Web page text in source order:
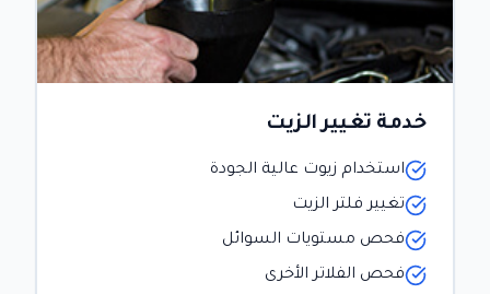
خدمة تغيير الزيت
استخدام زيوت عالية الجودة
تغيير فلتر الزيت
فحص مستويات السوائل
فحص الفلاتر الأخرى